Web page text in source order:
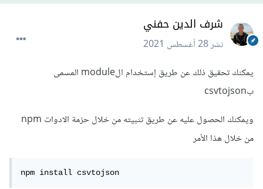
شرف الدين حفني
نشر28 أغسطس 2021
يمكنك تحقيق ذلك عن طريق إستخدام الmodule المسمى
بcsvtojson
ويمكنك الحصول عليه عن طريق تثبيته من خلال حزمة الادوات npm
من خلال هذا الأمر
npm install csvtojson